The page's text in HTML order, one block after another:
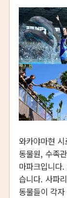
와카야마현
동물원, 수족
마파크입니다
습니다. 사파
동물들이 각